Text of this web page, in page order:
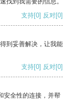
支持[0] 反对[0]
到妥善解决，让我能
支持[0] 反对[0]
安全性的连接，并帮